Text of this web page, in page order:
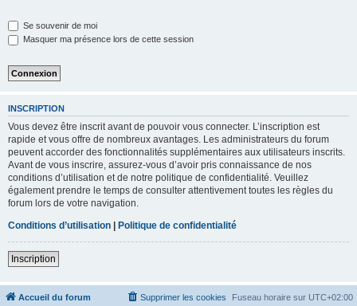
Se souvenir de moi
Masquer ma présence lors de cette session
INSCRIPTION
Vous devez être inscrit avant de pouvoir vous connecter. L’inscription est
rapide et vous offre de nombreux avantages. Les administrateurs du forum
peuvent accorder des fonctionnalités supplémentaires aux utilisateurs inscrits.
Avant de vous inscrire, assurez-vous d’avoir pris connaissance de nos
conditions d’utilisation et de notre politique de confidentialité. Veuillez
également prendre le temps de consulter attentivement toutes les règles du
forum lors de votre navigation.
Conditions d’utilisation
Politique de confidentialité
Inscription
Accueil du forum Fuseau horaire sur UTC+02:00
Supprimer les cookies